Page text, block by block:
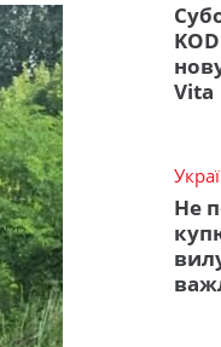
Vita
Не